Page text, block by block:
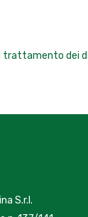
trattamento dei
S.r.l.